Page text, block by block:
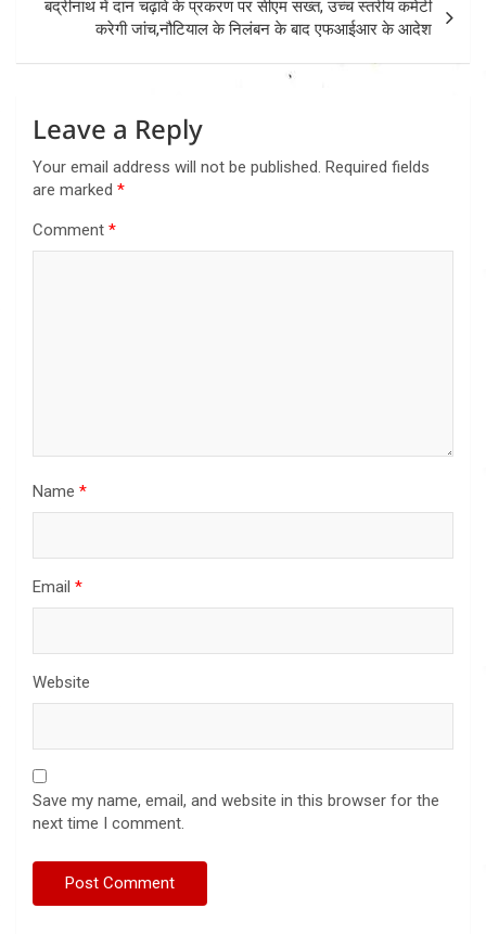
बद्रीनाथ में दान चढ़ावे के प्रकरण पर सीएम सख्त, उच्च स्तरीय कमेटी
करेगी जांच,नौटियाल के निलंबन के बाद एफआईआर के आदेश
Leave a Reply
Your email address will not be published. Required fields
are marked *
Comment *
Name *
Email *
Website
Save my name, email, and website in this browser for the
next time I comment.